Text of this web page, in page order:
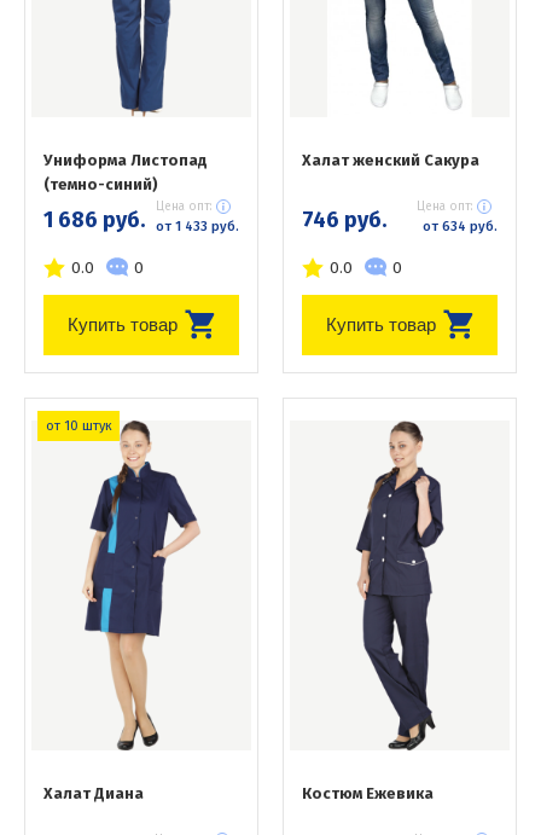
Униформа Листопад
(темно-синий)
1 686 руб. Цена опт:
от 1 433 руб.
0.0 0
Купить товар
Халат женский Сакура
746 руб. Цена опт:
от 634 руб.
0.0 0
Купить товар
от 10 штук
Халат Диана Костюм Ежевика